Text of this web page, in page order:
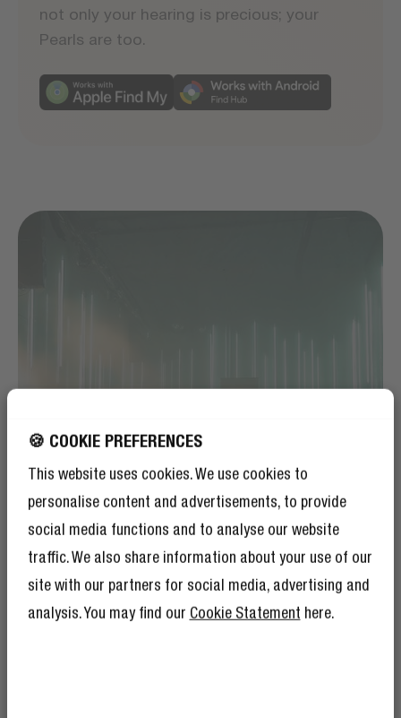
🍪 COOKIE PREFERENCES
This website uses cookies. We use cookies to
personalise content and advertisements, to provide
social media functions and to analyse our website
traffic. We also share information about your use of our
site with our partners for social media, advertising and
analysis. You may find our Cookie Statement here.
not only your hearing is precious; your
Pearls are too.
“My go-to earplugs for